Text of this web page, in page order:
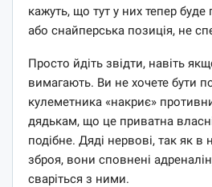
кажуть, що тут у них тепер буде
або снайперська позиція, не
Просто йдіть звідти, навіть
вимагають. Ви не хочете бути
кулеметника «накриє»
дядькам, що це приватна
подібне. Дяді нервові, так як в
зброя, вони сповнені
сваріться з ними.